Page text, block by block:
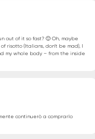
out of it so fast? 🙂 Oh, maybe
risotto (Italians, don’t be mad), I
my whole body – from the inside
continuerò a comprarlo